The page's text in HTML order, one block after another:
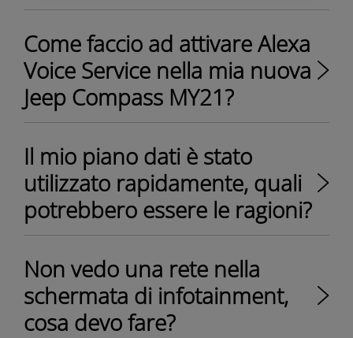
Come faccio ad attivare Alexa
Voice Service nella mia nuova
Jeep Compass MY21?
Il mio piano dati è stato
utilizzato rapidamente, quali
potrebbero essere le ragioni?
Non vedo una rete nella
schermata di infotainment,
cosa devo fare?